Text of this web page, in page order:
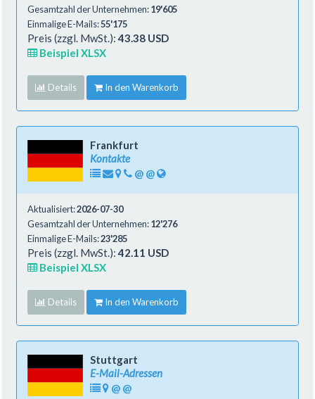
Gesamtzahl der Unternehmen:19'605
Einmalige E-Mails:55'175
Preis (zzgl. MwSt.):43.38 USD
Beispiel XLSX
Details In den Warenkorb
Frankfurt
Kontakte
@ @
Aktualisiert:2026-07-30
Gesamtzahl der Unternehmen:12'276
Einmalige E-Mails:23'285
Preis (zzgl. MwSt.):42.11 USD
Beispiel XLSX
Details In den Warenkorb
Stuttgart
E-Mail-Adressen
@ @